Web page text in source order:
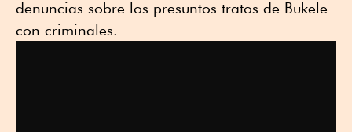
denuncias sobre los presuntos tratos de Bukele
con criminales.